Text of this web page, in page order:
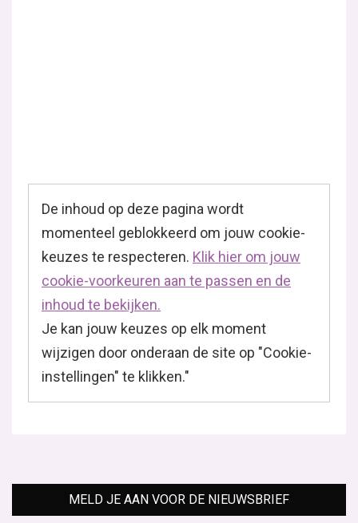
De inhoud op deze pagina wordt
momenteel geblokkeerd om jouw cookie-
keuzes te respecteren. Klik hier om jouw
cookie-voorkeuren aan te passen en de
inhoud te bekijken.
Je kan jouw keuzes op elk moment
wijzigen door onderaan de site op "Cookie-
instellingen" te klikken."
MELD JE AAN VOOR DE NIEUWSBRIEF